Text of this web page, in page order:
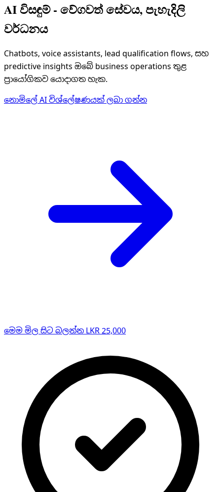
AI විසඳුම් - වේගවත් සේවය, පැහැදිලි
වර්ධනය
Chatbots, voice assistants, lead qualification flows, සහ
predictive insights ඔබේ business operations තුළ
ප්‍රායෝගිකව යොදාගත හැක.
නොමිලේ AI විශ්ලේෂණයක් ලබා ගන්න
මෙම මිල සිට බලන්න LKR 25,000